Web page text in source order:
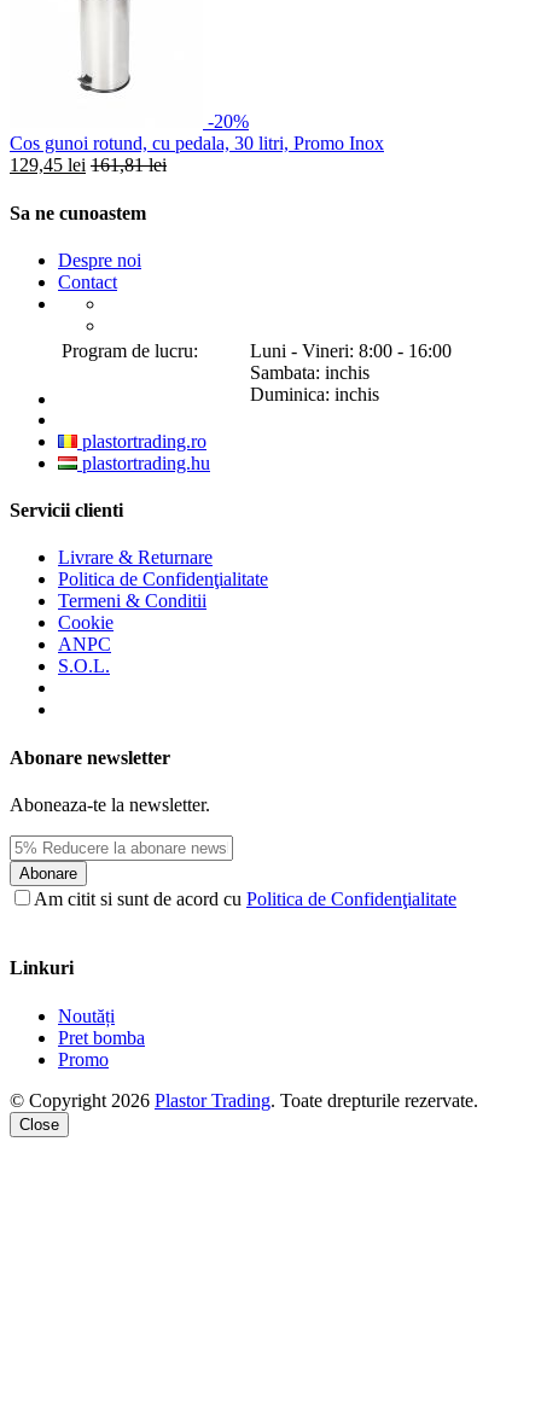
-20%
Cos gunoi rotund, cu pedala, 30 litri, Promo Inox
129,45 lei 161,81 lei
Sa ne cunoastem
Despre noi
Contact
Program de lucru:
Luni - Vineri: 8:00 - 16:00
Sambata: inchis
Duminica: inchis
plastortrading.ro
plastortrading.hu
Servicii clienti
Livrare & Returnare
Politica de Confidenţialitate
Termeni & Conditii
Cookie
ANPC
S.O.L.
Abonare newsletter
Aboneaza-te la newsletter.
Abonare
Am citit si sunt de acord cu Politica de Confidenţialitate
Linkuri
Noutăți
Pret bomba
Promo
© Copyright 2026 Plastor Trading. Toate drepturile rezervate.
Close